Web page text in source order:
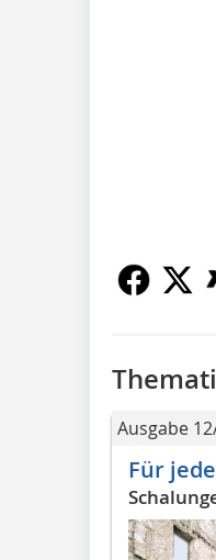
Ausgabe
Für